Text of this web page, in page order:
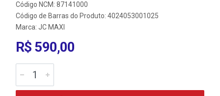
Código NCM: 87141000
Código de Barras do Produto: 4024053001025
Marca: JC MAXI
R$ 590,00